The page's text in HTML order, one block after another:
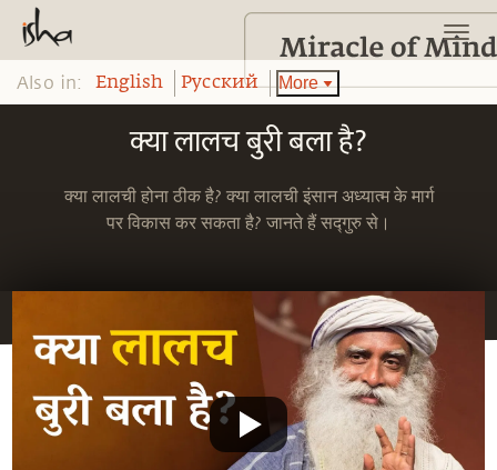
क्या लालच बुरी बला है?
क्या लालची होना ठीक है? क्या लालची इंसान अध्यात्म के मार्ग
पर विकास कर सकता है? जानते हैं सद्गुरु से।
Also in: English Pусский More